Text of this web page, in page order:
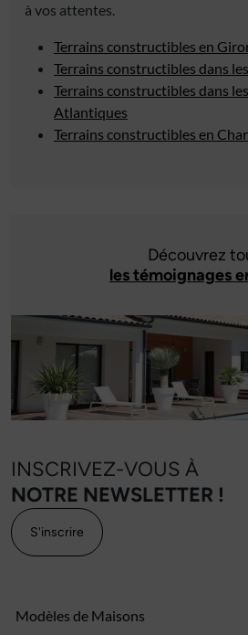
à vos attentes.
Terrains constructibles en
Terrains constructibles dans
Terrains constructibles dans
Atlantiques
Terrains constructibles en
Découvrez
les témoignages
INSCRIVEZ-VOUS À
NOTRE NEWSLETTER !
S'inscrire
Modèles de Maisons